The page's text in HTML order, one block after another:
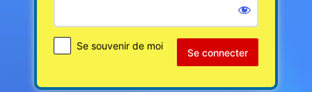
Se souvenir de moi